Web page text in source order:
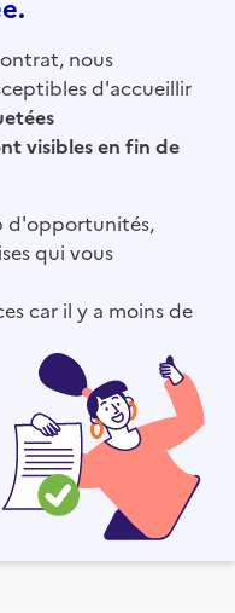
nous
d'accueillir
visibles en fin de
d'opportunités,
qui vous
car il y a moins de